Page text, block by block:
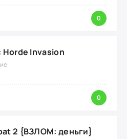
0
Horde Invasion
0
2 {ВЗЛОМ: деньги}